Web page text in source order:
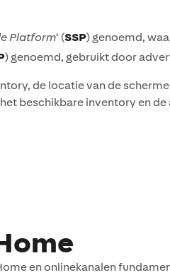
Platform‘ (SSP) genoemd,
) genoemd, gebruikt door
de locatie van de
beschikbare inventory en
en onlinekanalen